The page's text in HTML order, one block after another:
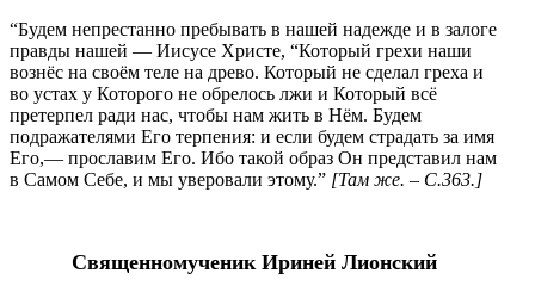
“Будем непрестанно пребывать в нашей надежде и в залоге
правды нашей — Иисусе Христе, “Который грехи наши
вознёс на своём теле на древо. Который не сделал греха и
во устах у Которого не обрелось лжи и Который всё
претерпел ради нас, чтобы нам жить в Нём. Будем
подражателями Его терпения: и если будем страдать за имя
Его,— прославим Его. Ибо такой образ Он представил нам
в Самом Себе, и мы уверовали этому.” [Там же. – С.363.]
Священномученик Ириней Лионский